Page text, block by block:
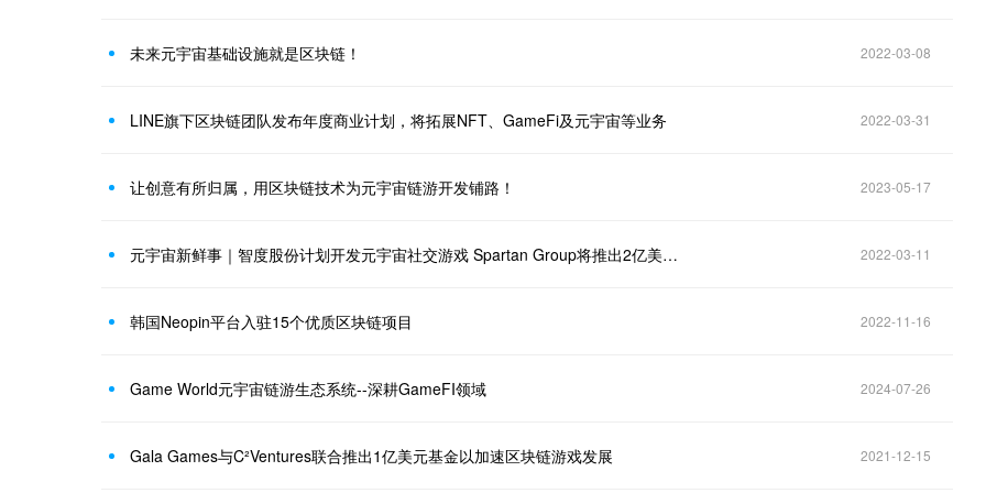
未来元宇宙基础设施就是区块链！ 2022-03-08
LINE旗下区块链团队发布年度商业计划，将拓展NFT、GameFi及元宇宙等业务 2022-03-31
让创意有所归属，用区块链技术为元宇宙链游开发铺路！ 2023-05-17
元宇宙新鲜事｜智度股份计划开发元宇宙社交游戏 Spartan Group将推出2亿美元元宇宙基金 2022-03-11
韩国Neopin平台入驻15个优质区块链项目 2022-11-16
Game World元宇宙链游生态系统--深耕GameFI领域 2024-07-26
Gala Games与C²Ventures联合推出1亿美元基金以加速区块链游戏发展 2021-12-15